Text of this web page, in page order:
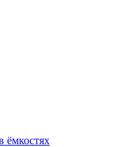
ёмкостях